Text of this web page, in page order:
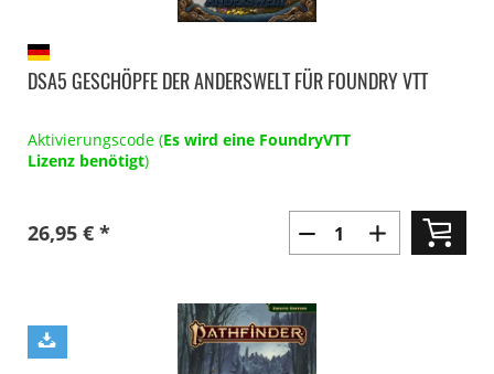
DSA5 GESCHÖPFE DER ANDERSWELT FÜR FOUNDRY VTT
Aktivierungscode (Es wird eine FoundryVTT
Lizenz benötigt)
26,95 € *